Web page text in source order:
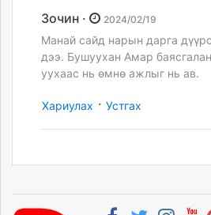
Зочин · 2024/02/19
Манай сайд нарын дарга
дээ. Бушуухан Амар
уухаас нь өмнө ажлыг нь ав.
Хариулах · Устгах